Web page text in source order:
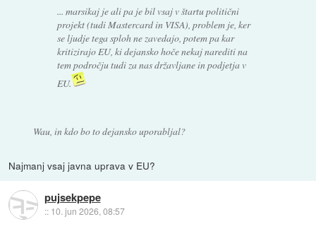
... marsikaj je ali pa je bil vsaj v štartu politični
projekt (tudi Mastercard in VISA), problem je, ker
se ljudje tega sploh ne zavedajo, potem pa kar
kritizirajo EU, ki dejansko hoče nekaj narediti na
tem področju tudi za nas državljane in podjetja v
EU.
Wau, in kdo bo to dejansko uporabljal?
Najmanj vsaj javna uprava v EU?
pujsekpepe
:: 10. jun 2026, 08:57